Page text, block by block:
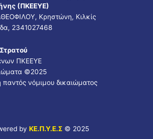
(ΠΚΕΕΥΕ)
Κρηστώνη, Κιλκίς
2341027468
ΠΚΕΕΥΕ
©2025
νόμιμου δικαιώματος
by ΚΕ.Π.Υ.Ε.Σ © 2025